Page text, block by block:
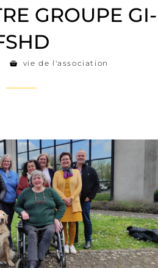
GROUPE GI-
vie de l'association